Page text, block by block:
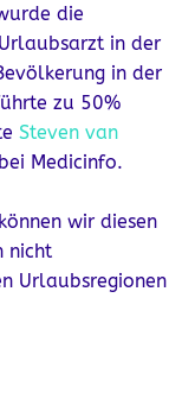
die
in der
in der
zu 50%
Steven van
Medicinfo.
wir diesen
nicht
Urlaubsregionen